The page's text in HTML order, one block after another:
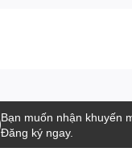
Bạn muốn nhận khuyến
Đăng ký ngay.